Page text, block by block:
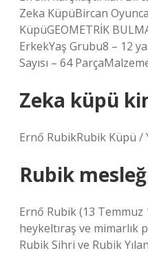
Zeka KüpüBircan
KüpüGEOMETRİK
ErkekYaş Grubu8 – 12
Sayısı – 64
Zeka küpü
Ernő RubikRubik Küpü /
Rubik
Ernő Rubik (13
heykeltıraş ve
Rubik Sihri ve Rubik